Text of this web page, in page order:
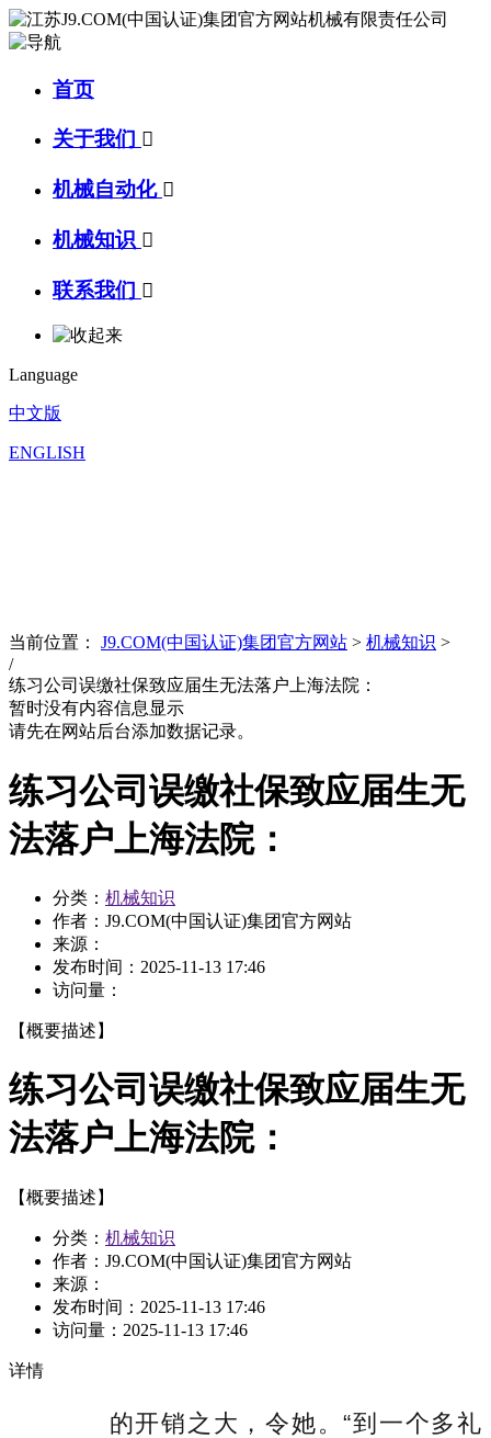
首页
关于我们 
机械自动化 
机械知识 
联系我们 
Language
中文版
ENGLISH
当前位置： J9.COM(中国认证)集团官方网站 > 机械知识 >
/
练习公司误缴社保致应届生无法落户上海法院：
暂时没有内容信息显示
请先在网站后台添加数据记录。
练习公司误缴社保致应届生无
法落户上海法院：
分类： 机械知识
作者：J9.COM(中国认证)集团官方网站
来源：
发布时间： 2025-11-13 17:46
访问量：
【概要描述】
练习公司误缴社保致应届生无
法落户上海法院：
【概要描述】
分类： 机械知识
作者：J9.COM(中国认证)集团官方网站
来源：
发布时间： 2025-11-13 17:46
访问量： 2025-11-13 17:46
详情
的开销之大，令她。“到一个多礼